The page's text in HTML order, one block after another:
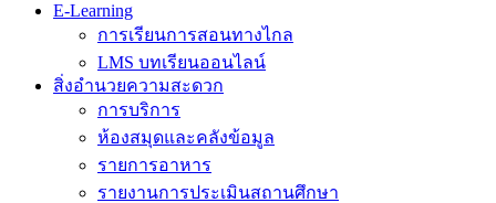
E-Learning
การเรียนการสอนทางไกล
LMS บทเรียนออนไลน์
สิ่งอำนวยความสะดวก
การบริการ
ห้องสมุดและคลังข้อมูล
รายการอาหาร
รายงานการประเมินสถานศึกษา